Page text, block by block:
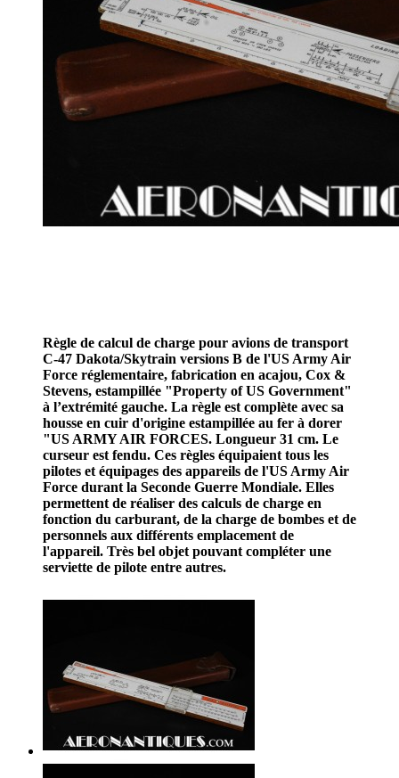
Règle de calcul de charge pour avions de transport
C-47 Dakota/Skytrain versions B de l'US Army Air
Force réglementaire, fabrication en acajou, Cox &
Stevens, estampillée "Property of US Government"
à l’extrémité gauche. La règle est complète avec sa
housse en cuir d'origine estampillée au fer à dorer
"US ARMY AIR FORCES. Longueur 31 cm. Le
curseur est fendu. Ces règles équipaient tous les
pilotes et équipages des appareils de l'US Army Air
Force durant la Seconde Guerre Mondiale. Elles
permettent de réaliser des calculs de charge en
fonction du carburant, de la charge de bombes et de
personnels aux différents emplacement de
l'appareil. Très bel objet pouvant compléter une
serviette de pilote entre autres.